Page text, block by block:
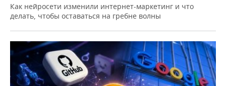
Как нейросети изменили интернет-маркетинг и что
делать, чтобы оставаться на гребне волны